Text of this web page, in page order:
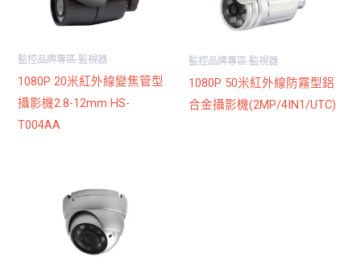
監控品牌專區-監視器
1080P 20米紅外線變焦管型
攝影機2.8-12mm HS-
T004AA
監控品牌專區-監視器
1080P 50米紅外線防霧型鋁
合金攝影機(2MP/4IN1/UTC)